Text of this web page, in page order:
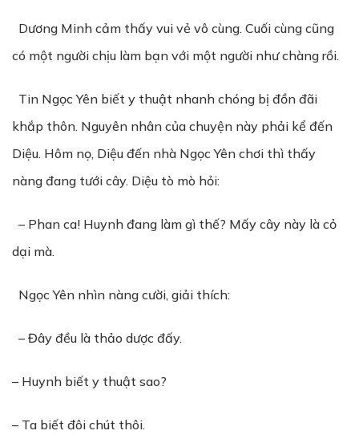
Dương Minh cảm thấy vui vẻ vô cùng. Cuối cùng cũng
có một người chịu làm bạn với một người như chàng rồi.
Tin Ngọc Yên biết y thuật nhanh chóng bị đồn đãi
khắp thôn. Nguyên nhân của chuyện này phải kể đến
Diệu. Hôm nọ, Diệu đến nhà Ngọc Yên chơi thì thấy
nàng đang tưới cây. Diệu tò mò hỏi:
– Phan ca! Huynh đang làm gì thế? Mấy cây này là cỏ
dại mà.
Ngọc Yên nhìn nàng cười, giải thích:
– Đây đều là thảo dược đấy.
– Huynh biết y thuật sao?
– Ta biết đôi chút thôi.